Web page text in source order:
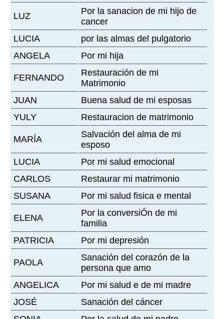
LUZ
Por la sanacion de mi hijo de
cancer
LUCIA
por las almas del pulgatorio
ANGELA
Por mi hija
FERNANDO
Restauración de mi
Matrimonio
JUAN
Buena salud de mi esposas
YULY
Restauracion de matrimonio
MARÍA
Salvación del alma de mi
esposo
LUCIA
Por mi salud emocional
CARLOS
Restaurar mi matrimonio
SUSANA
Por mi salud fisica e mental
ELENA
Por la conversiÓn de mi
familia
PATRICIA
Por mi depresión
PAOLA
Sanación del corazón de la
persona que amo
ANGELICA
Por mi salud e de mi madre
JOSÉ
Sanación del cáncer